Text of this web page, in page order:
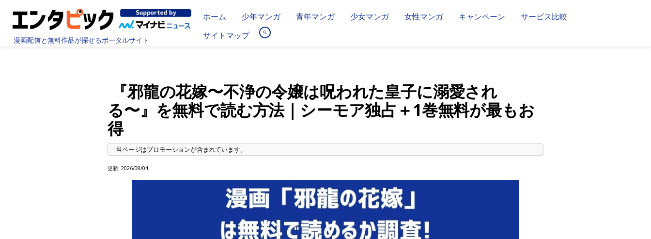
漫画配信と無料作品が探せるポータルサイト
ホーム 少年マンガ 青年マンガ 少女マンガ 女性マンガ キャンペーン
サービス比較
サイトマップ
『邪龍の花嫁〜不浄の令嬢は呪われた皇子に溺愛され
る〜』を無料で読む方法｜シーモア独占＋1巻無料が最もお
得
更新: 2026/08/04